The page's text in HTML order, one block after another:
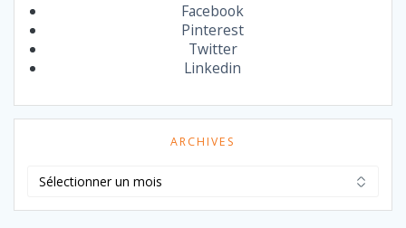
Facebook
Pinterest
Twitter
Linkedin
ARCHIVES